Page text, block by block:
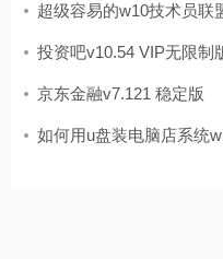
超级容易的w10技术员联
投资吧v10.54 VIP无限制
京东金融v7.121 稳定版
如何用u盘装电脑店系统